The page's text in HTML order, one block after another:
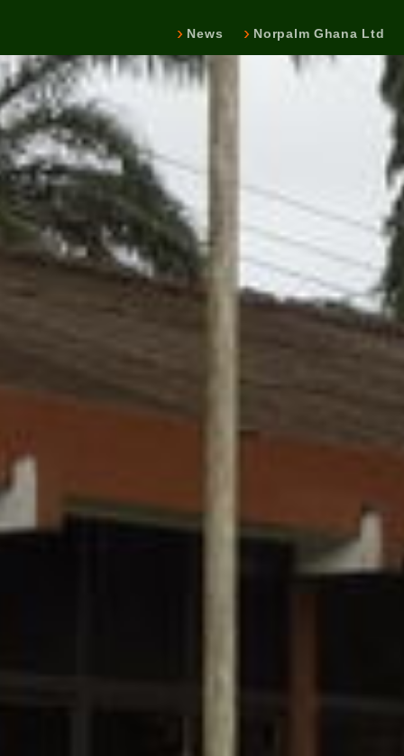
News Norpalm Ghana Ltd